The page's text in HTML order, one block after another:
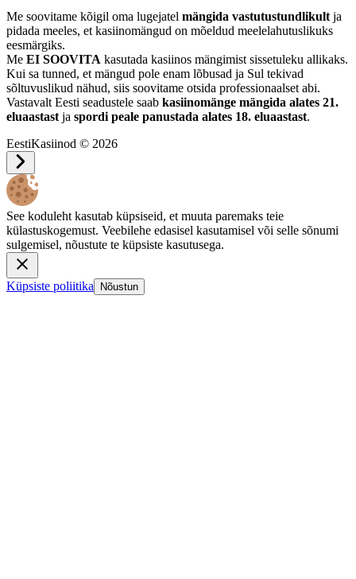
Me soovitame kõigil oma lugejatel mängida vastutustundlikult ja
pidada meeles, et kasiinomängud on mõeldud meelelahutuslikuks
eesmärgiks.
Me EI SOOVITA kasutada kasiinos mängimist sissetuleku allikaks.
Kui sa tunned, et mängud pole enam lõbusad ja Sul tekivad
sõltuvuslikud nähud, siis soovitame otsida professionaalset abi.
Vastavalt Eesti seadustele saab kasiinomänge mängida alates 21.
eluaastast ja spordi peale panustada alates 18. eluaastast.
EestiKasiinod © 2026
See koduleht kasutab küpsiseid, et muuta paremaks teie
külastuskogemust. Veebilehe edasisel kasutamisel või selle sõnumi
sulgemisel, nõustute te küpsiste kasutusega.
Küpsiste poliitika Nõustun